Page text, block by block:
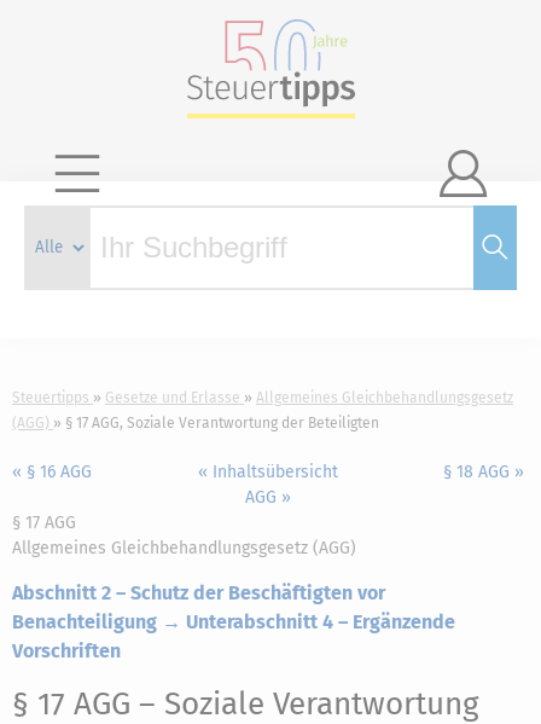

Steuertipps Gesetze und Erlasse
Allgemeines Gleichbehandlungsgesetz
(AGG)
§ 17 AGG, Soziale Verantwortung der Beteiligten
« § 16 AGG
« Inhaltsübersicht
AGG »
§ 18 AGG »
§ 17 AGG
Allgemeines Gleichbehandlungsgesetz (AGG)
Abschnitt 2 – Schutz der Beschäftigten vor
Benachteiligung → Unterabschnitt 4 – Ergänzende
Vorschriften
§ 17 AGG – Soziale Verantwortung